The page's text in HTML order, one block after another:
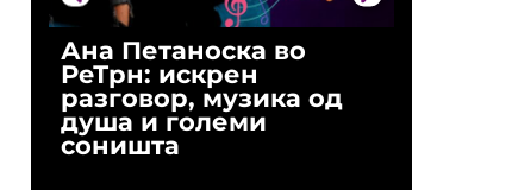
Ана Петаноска во
РеТрн: искрен
разговор, музика од
душа и големи
соништа